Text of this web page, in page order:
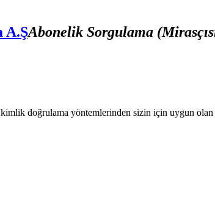
A.ŞAbonelik Sorgulama
doğrulama yöntemlerinden sizin için uygun